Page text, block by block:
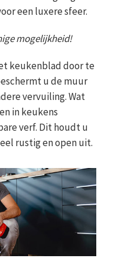
een luxere sfeer.
mogelijkheid!
keukenblad door te
u de muur
vervuiling. Wat
in keukens
verf. Dit houdt u
rustig en open uit.